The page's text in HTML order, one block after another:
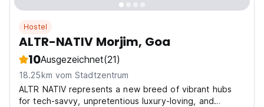
Hostel
ALTR-NATIV Morjim, Goa
10Ausgezeichnet(21)
18.25km vom Stadtzentrum
ALTR NATIV represents a new breed of vibrant hubs
for tech-savvy, unpretentious luxury-loving, and